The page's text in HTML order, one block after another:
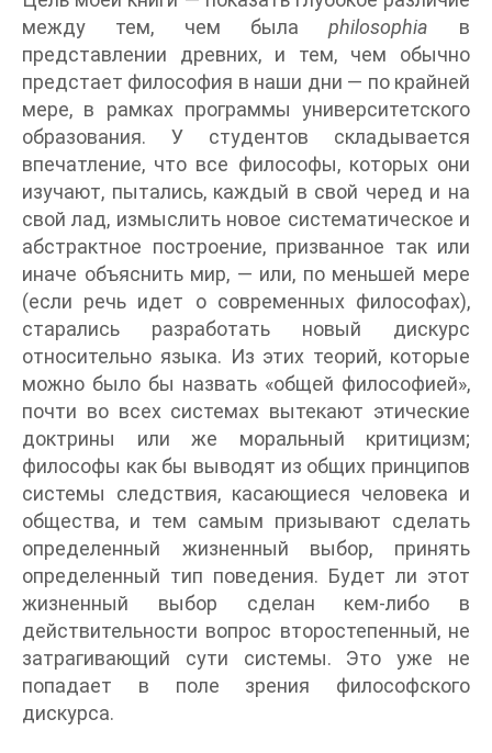
между тем, чем была philosophia в
представлении древних, и тем, чем обычно
предстает философия в наши дни — по крайней
мере, в рамках программы университетского
образования. У студентов складывается
впечатление, что все философы, которых они
изучают, пытались, каждый в свой черед и на
свой лад, измыслить новое систематическое и
абстрактное построение, призванное так или
иначе объяснить мир, — или, по меньшей мере
(если речь идет о современных философах),
старались разработать новый дискурс
относительно языка. Из этих теорий, которые
можно было бы назвать «общей философией»,
почти во всех системах вытекают этические
доктрины или же моральный критицизм;
философы как бы выводят из общих принципов
системы следствия, касающиеся человека и
общества, и тем самым призывают сделать
определенный жизненный выбор, принять
определенный тип поведения. Будет ли этот
жизненный выбор сделан кем-либо в
действительности вопрос второстепенный, не
затрагивающий сути системы. Это уже не
попадает в поле зрения философского
дискурса.